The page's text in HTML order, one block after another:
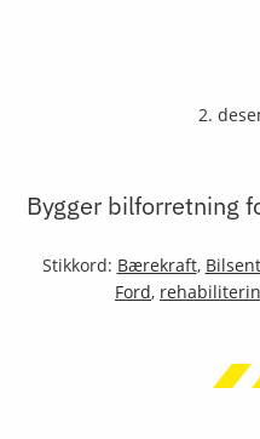
2.
Bygger bilforretning
Stikkord: Bærekraft,
Ford,